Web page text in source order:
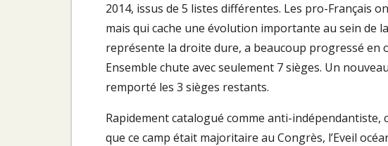
2014, issus de 5 listes différentes. Les pro-Français
mais qui cache une évolution importante au sein de
représente la droite dure, a beaucoup progressé en
Ensemble chute avec seulement 7 sièges. Un
remporté les 3 sièges restants.
Rapidement catalogué comme anti-indépendantiste,
que ce camp était majoritaire au Congrès, l’Eveil